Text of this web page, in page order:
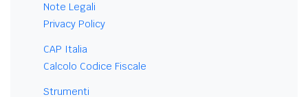
Note Legali
Privacy Policy
CAP Italia
Calcolo Codice Fiscale
Strumenti